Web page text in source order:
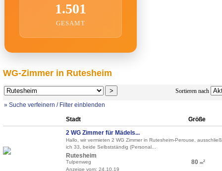
1.501
GESAMT
WG-Zimmer in Rutesheim
Sortieren nach
» Suche verfeinern / Filter einblenden
Stadt
Größe
2 WG Zimmer für Mädels...
Hallo, wir vermieten 2 WG Zimmer in Rutesheim-Perouse,
ich 33, beide Selbstständig (Personal...
Rutesheim
Tulpenweg
Anzeige vom: 24.10.19
80 m2